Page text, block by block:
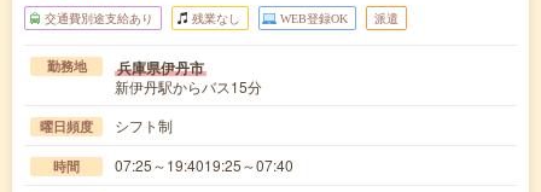
交通費別途支給あり 残業なし WEB登録OK 派遣
勤務地 兵庫県伊丹市
新伊丹駅からバス15分
曜日頻度 シフト制
時間 07:25～19:4019:25～07:40